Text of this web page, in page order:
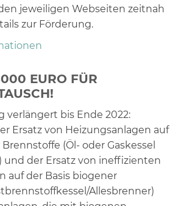
jeweiligen Webseiten zeitnah
zur Förderung.
EURO FÜR
verlängert bis Ende 2022:
Ersatz von Heizungsanlagen auf
(Öl- oder Gaskessel
und der Ersatz von ineffizienten
auf der Basis biogener
Allesbrenner)